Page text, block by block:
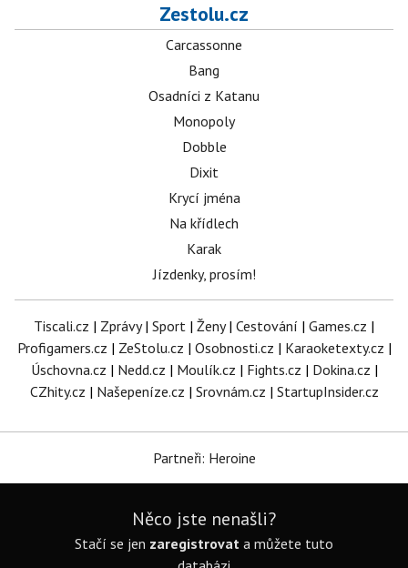
Zestolu.cz
Carcassonne
Bang
Osadníci z Katanu
Monopoly
Dobble
Dixit
Krycí jména
Na křídlech
Karak
Jízdenky, prosím!
Tiscali.cz | Zprávy| Sport | Ženy| Cestování | Games.cz |
Profigamers.cz | ZeStolu.cz | Osobnosti.cz | Karaoketexty.cz |
Úschovna.cz | Nedd.cz | Moulík.cz | Fights.cz | Dokina.cz |
CZhity.cz | Našepeníze.cz | Srovnám.cz | StartupInsider.cz
Partneři: Heroine
Něco jste nenašli?
Stačí se jen zaregistrovat a můžete tuto